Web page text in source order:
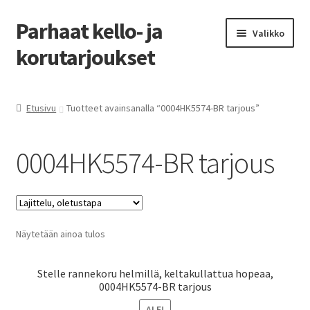
Siirry
navigointiin
Siirry
sisältöön
Parhaat kello- ja
korutarjoukset
Valikko
Etusivu Tuotteet avainsanalla “0004HK5574-BR tarjous”
0004HK5574-BR tarjous
Näytetään ainoa tulos
Stelle rannekoru helmillä, keltakullattua hopeaa,
0004HK5574-BR tarjous